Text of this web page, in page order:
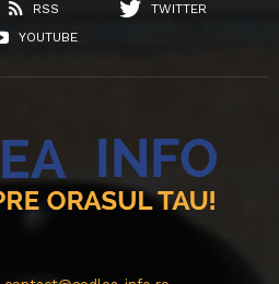
RSS
TWITTER
YOUTUBE